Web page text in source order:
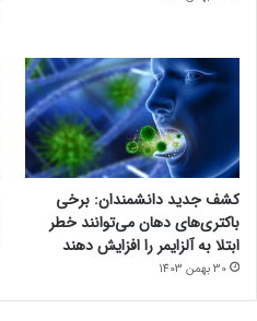
کشف جدید دانشمندان: برخی
باکتری‌های دهان می‌توانند خطر
ابتلا به آلزایمر را افزایش دهند
30 بهمن 1403